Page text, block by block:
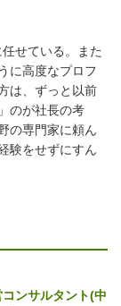
せている。また
に高度なプロフ
は、ずっと以前
のが社長の考
の専門家に頼ん
験をせずにすん
ンサルタント(中